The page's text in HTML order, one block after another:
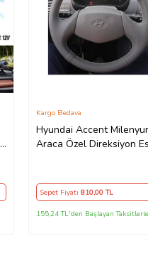
Hyundai Accent
Araca Özel Direksiyon
Kargo Bedava
Sepet Fiyatı 810,00 TL
155,24 TL'den Başlayan Taksitlerle